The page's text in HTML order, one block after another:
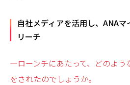
自社メディアを活用し、ANA
リーチ
—ローンチにあたって、どのよう
をされたのでしょうか。